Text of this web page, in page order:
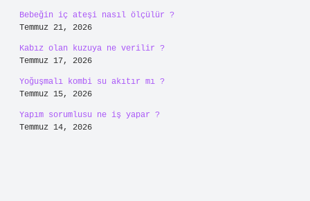
Bebeğin iç ateşi nasıl ölçülür ?
Temmuz 21, 2026
Kabız olan kuzuya ne verilir ?
Temmuz 17, 2026
Yoğuşmalı kombi su akıtır mı ?
Temmuz 15, 2026
Yapım sorumlusu ne iş yapar ?
Temmuz 14, 2026